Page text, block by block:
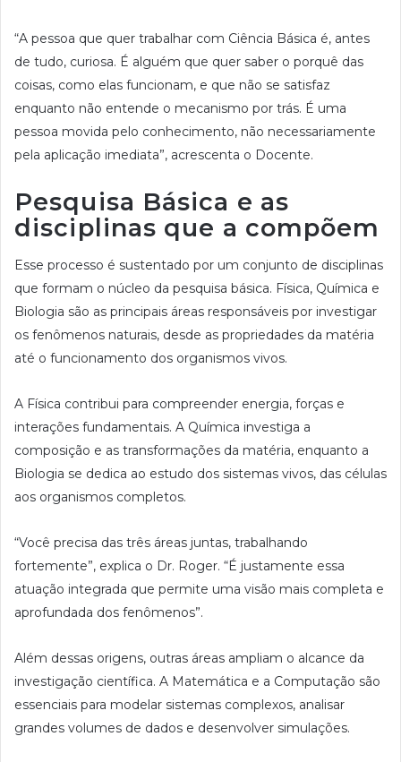
“A pessoa que quer trabalhar com Ciência Básica é, antes
de tudo, curiosa. É alguém que quer saber o porquê das
coisas, como elas funcionam, e que não se satisfaz
enquanto não entende o mecanismo por trás. É uma
pessoa movida pelo conhecimento, não necessariamente
pela aplicação imediata”, acrescenta o Docente.
Pesquisa Básica e as
disciplinas que a compõem
Esse processo é sustentado por um conjunto de disciplinas
que formam o núcleo da pesquisa básica. Física, Química e
Biologia são as principais áreas responsáveis por investigar
os fenômenos naturais, desde as propriedades da matéria
até o funcionamento dos organismos vivos.
A Física contribui para compreender energia, forças e
interações fundamentais. A Química investiga a
composição e as transformações da matéria, enquanto a
Biologia se dedica ao estudo dos sistemas vivos, das células
aos organismos completos.
“Você precisa das três áreas juntas, trabalhando
fortemente”, explica o Dr. Roger. “É justamente essa
atuação integrada que permite uma visão mais completa e
aprofundada dos fenômenos”.
Além dessas origens, outras áreas ampliam o alcance da
investigação científica. A Matemática e a Computação são
essenciais para modelar sistemas complexos, analisar
grandes volumes de dados e desenvolver simulações.